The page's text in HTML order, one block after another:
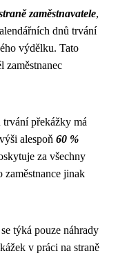
zaměstnavatele,
dnů trvání
výdělku. Tato
zaměstnanec
překážky má
alespoň 60 %
za všechny
zaměstnance jinak
týká pouze náhrady
v práci na straně